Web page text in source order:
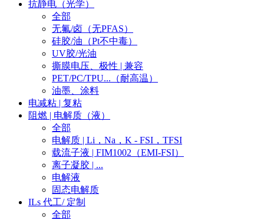
抗静电（光学）
全部
无氟/卤（无PFAS）
硅胶/油（Pt不中毒）
UV胶/光油
撕膜电压、极性 | 兼容
PET/PC/TPU...（耐高温）
油墨、涂料
电减粘 | 复粘
阻燃 | 电解质（液）
全部
电解质 | Li，Na，K - FSI，TFSI
载流子液 | FIM1002（EMI-FSI）
离子凝胶 | ...
电解液
固态电解质
ILs 代工/ 定制
全部